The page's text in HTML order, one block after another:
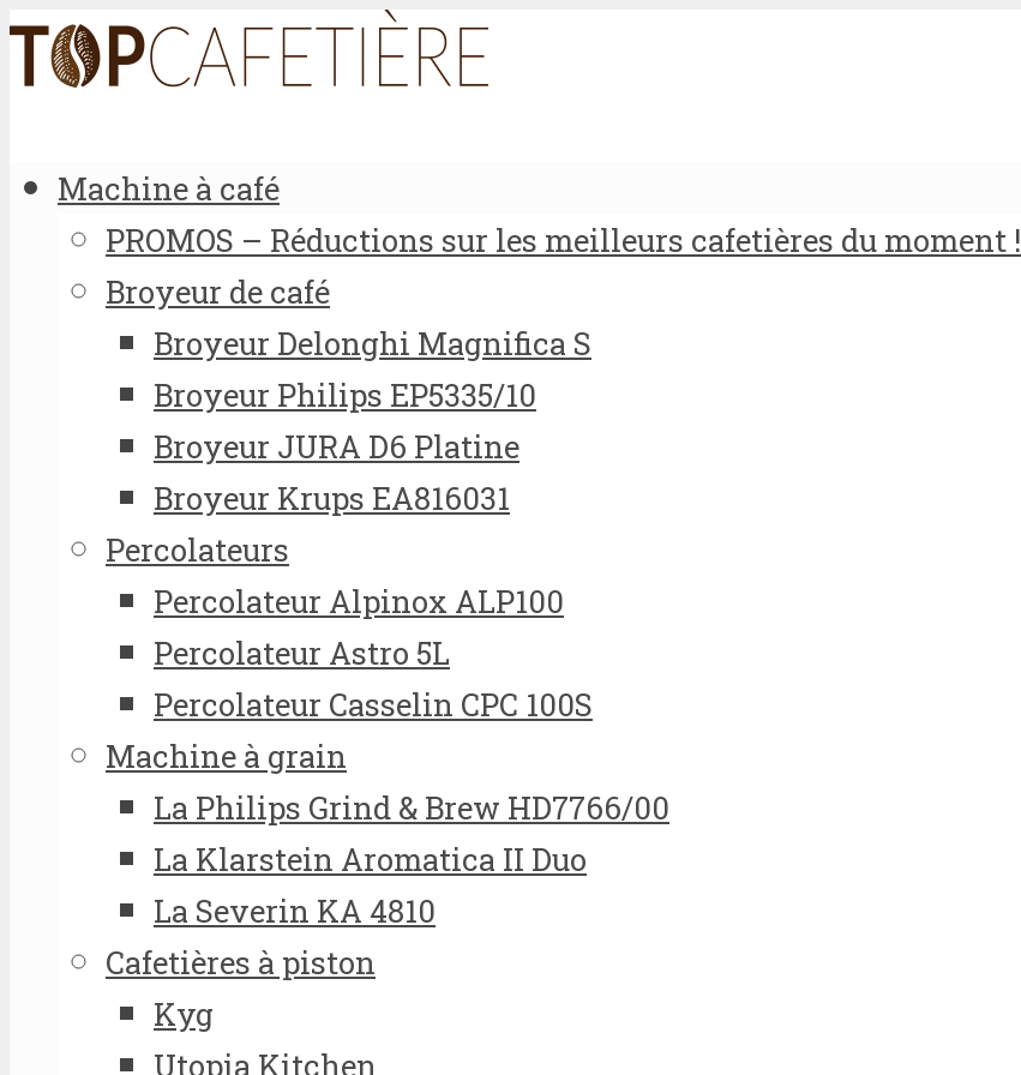
Machine à café
PROMOS – Réductions sur les meilleurs cafetières du moment !
Broyeur de café
Broyeur Delonghi Magnifica S
Broyeur Philips EP5335/10
Broyeur JURA D6 Platine
Broyeur Krups EA816031
Percolateurs
Percolateur Alpinox ALP100
Percolateur Astro 5L
Percolateur Casselin CPC 100S
Machine à grain
La Philips Grind & Brew HD7766/00
La Klarstein Aromatica II Duo
La Severin KA 4810
Cafetières à piston
Kyg
Utopia Kitchen